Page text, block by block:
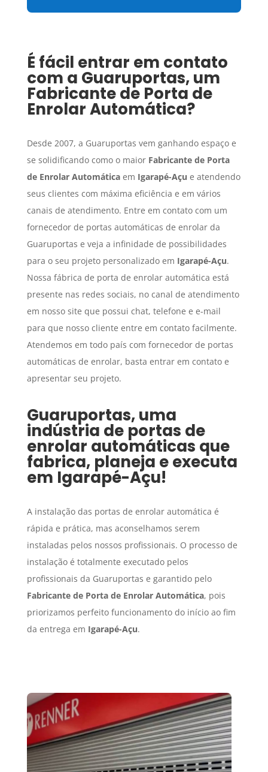
É fácil entrar em contato
com a Guaruportas, um
Fabricante de Porta de
Enrolar Automática?
Desde 2007, a Guaruportas vem ganhando espaço e
se solidificando como o maior Fabricante de Porta
de Enrolar Automáticaem Igarapé-Açu e atendendo
seus clientes com máxima eficiência e em vários
canais de atendimento. Entre em contato com um
fornecedor de portas automáticas de enrolar da
Guaruportas e veja a infinidade de possibilidades
para o seu projeto personalizado em Igarapé-Açu.
Nossa fábrica de porta de enrolar automática está
presente nas redes sociais, no canal de atendimento
em nosso site que possui chat, telefone e e-mail
para que nosso cliente entre em contato facilmente.
Atendemos em todo país com fornecedor de portas
automáticas de enrolar, basta entrar em contato e
apresentar seu projeto.
Guaruportas, uma
indústria de portas de
enrolar automáticas que
fabrica, planeja e executa
em Igarapé-Açu!
A instalação das portas de enrolar automática é
rápida e prática, mas aconselhamos serem
instaladas pelos nossos profissionais. O processo de
instalação é totalmente executado pelos
profissionais da Guaruportas e garantido pelo
Fabricante de Porta de Enrolar Automática, pois
priorizamos perfeito funcionamento do início ao fim
da entrega em Igarapé-Açu.